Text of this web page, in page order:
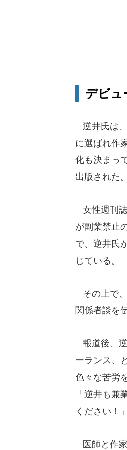
デビュ
逆井氏は
に選ばれ作
化も決まっ
出版された。
女性週刊
が副業禁止
で、逆井氏
じている。
その上で
関係者談を
報道後、
ーランス、
色々な苦労
「逆井も
ください！
医師と作